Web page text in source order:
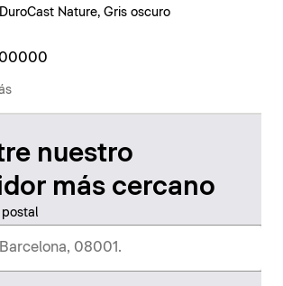
Nature, Gris oscuro
nuestro
más cercano